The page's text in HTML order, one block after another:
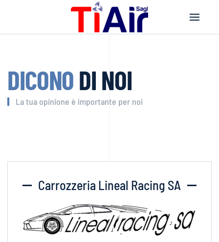
DICONO DI NOI
La tua opinione è importante per noi
Carrozzeria Lineal Racing SA